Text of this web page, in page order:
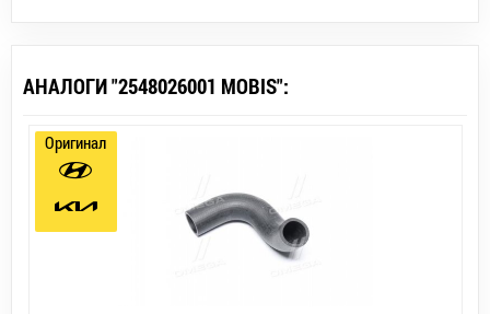
АНАЛОГИ "2548026001 MOBIS":
Оригинал